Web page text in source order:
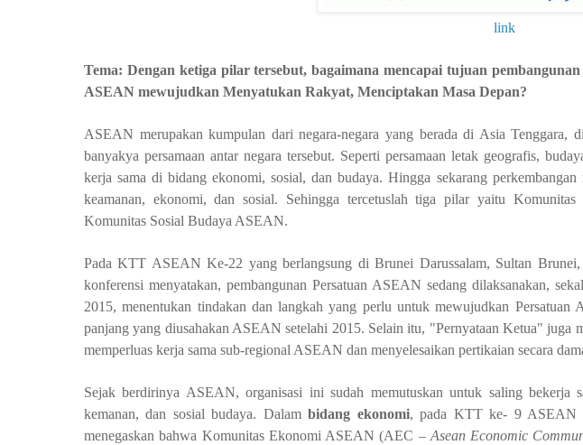
link
Tema: Dengan ketiga pilar tersebut, bagaimana mencapai tujuan
ASEAN mewujudkan Menyatukan Rakyat, Menciptakan Masa Depan?
ASEAN merupakan kumpulan dari negara-negara yang berada di Asia Tenggara,
banyakya persamaan antar negara tersebut. Seperti persamaan letak geografis,
kerja sama di bidang ekonomi, sosial, dan budaya. Hingga sekarang
keamanan, ekonomi, dan sosial. Sehingga tercetuslah tiga pilar yaitu
Komunitas Sosial Budaya ASEAN.
Pada KTT ASEAN Ke-22 yang berlangsung di Brunei Darussalam, Sultan
konferensi menyatakan, pembangunan Persatuan ASEAN sedang dilaksanakan,
2015, menentukan tindakan dan langkah yang perlu untuk mewujudkan Persatuan
panjang yang diusahakan ASEAN setelahi 2015. Selain itu, "Pernyataan Ketua" juga
memperluas kerja sama sub-regional ASEAN dan menyelesaikan pertikaian secara
Sejak berdirinya ASEAN, organisasi ini sudah memutuskan untuk saling bekerja
kemanan, dan sosial budaya. Dalambidang ekonomi, pada KTT ke- 9 ASEAN
menegaskan bahwa Komunitas Ekonomi ASEAN (AEC – Asean Economic